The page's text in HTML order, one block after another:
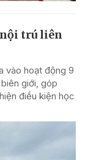
trú liên
vào hoạt động 9
giới, góp
điều kiện học